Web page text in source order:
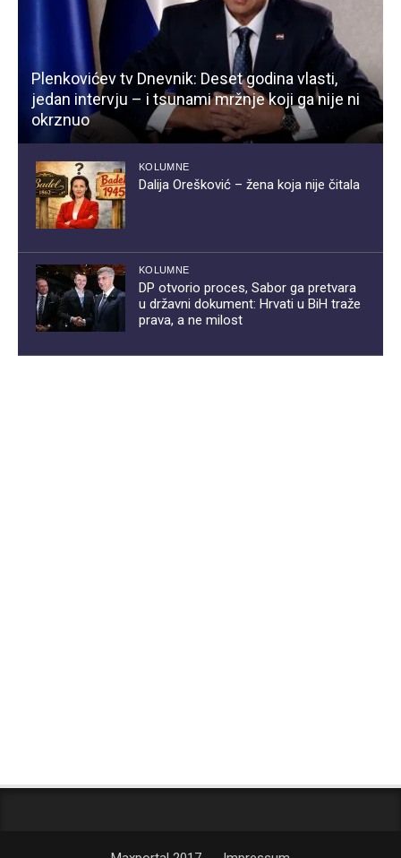
Plenkovićev tv Dnevnik: Deset godina vlasti,
jedan intervju – i tsunami mržnje koji ga nije ni
okrznuo
KOLUMNE
Dalija Orešković – žena koja nije čitala
KOLUMNE
DP otvorio proces, Sabor ga pretvara
u državni dokument: Hrvati u BiH traže
prava, a ne milost